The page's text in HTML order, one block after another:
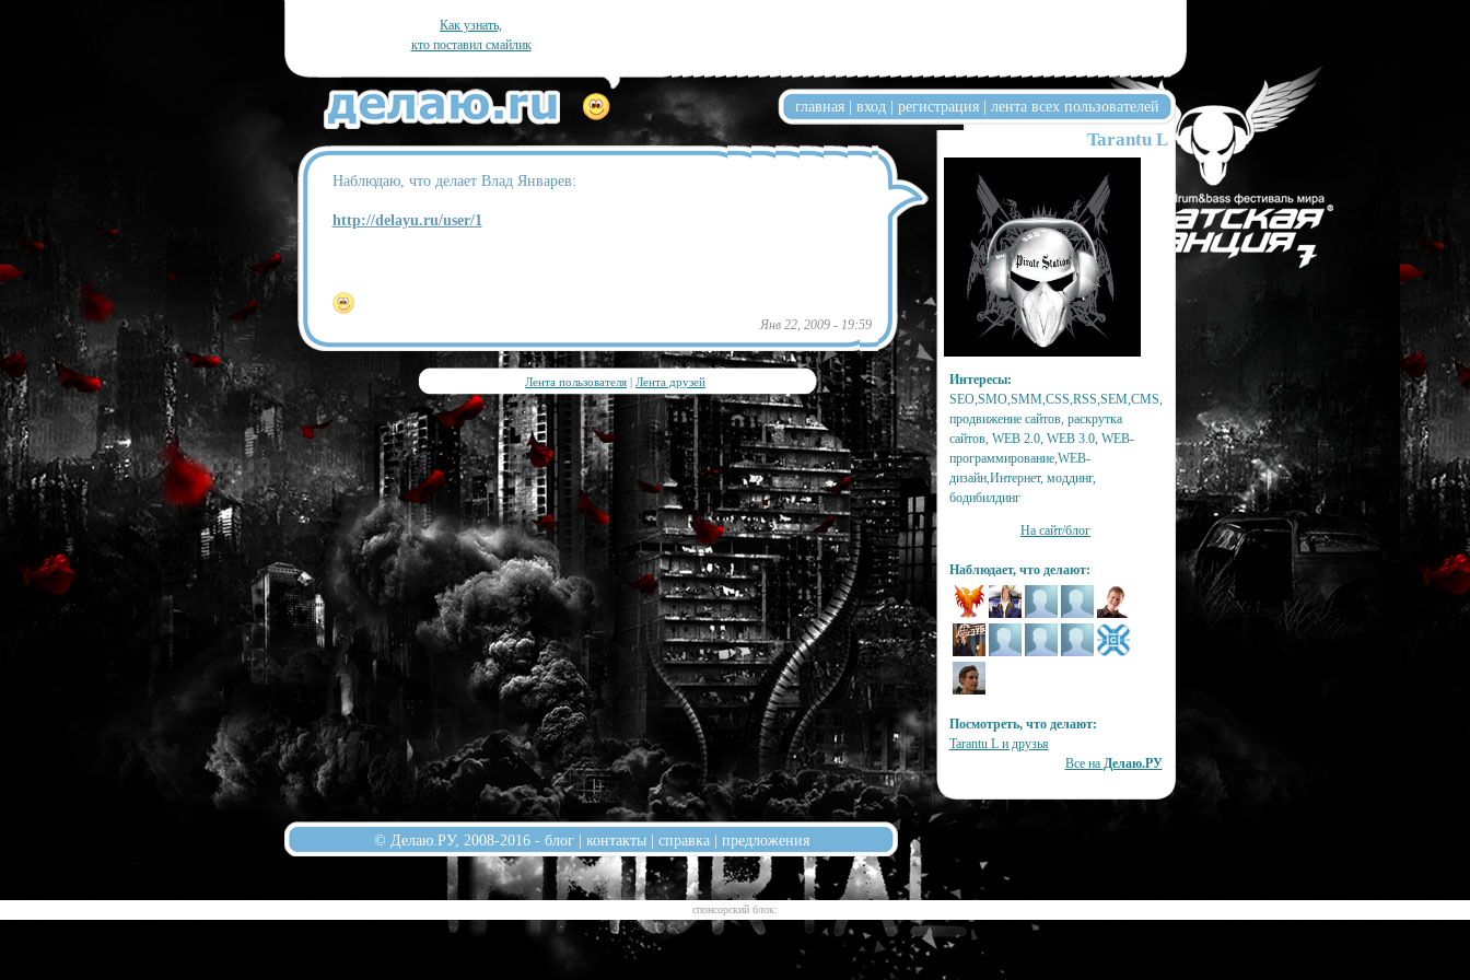
Как узнать,
кто поставил смайлик
главная| вход| регистрация| лента всех пользователей
Наблюдаю, что делает Влад Январев:
http://delayu.ru/user/1
Янв 22, 2009 - 19:59
Лента пользователя | Лента друзей
Tarantu L
Интересы:
SEO,SMO,SMM,CSS,RSS,SEM,CMS,
продвижение сайтов, раскрутка
сайтов, WEB 2.0, WEB 3.0, WEB-
программирование,WEB-
дизайн,Интернет, моддинг,
бодибилдинг
На сайт/блог
Наблюдает, что делают:
Посмотреть, что делают:
Tarantu L и друзья
Все на Делаю.РУ
© Делаю.РУ, 2008-2016 - блог| контакты| справка| предложения
cпонсорский блок: